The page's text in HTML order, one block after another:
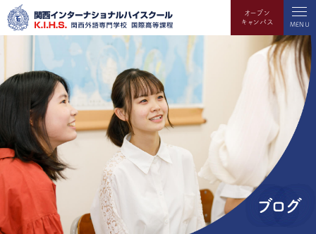
オープン
キャンパス
MENU
ブログ